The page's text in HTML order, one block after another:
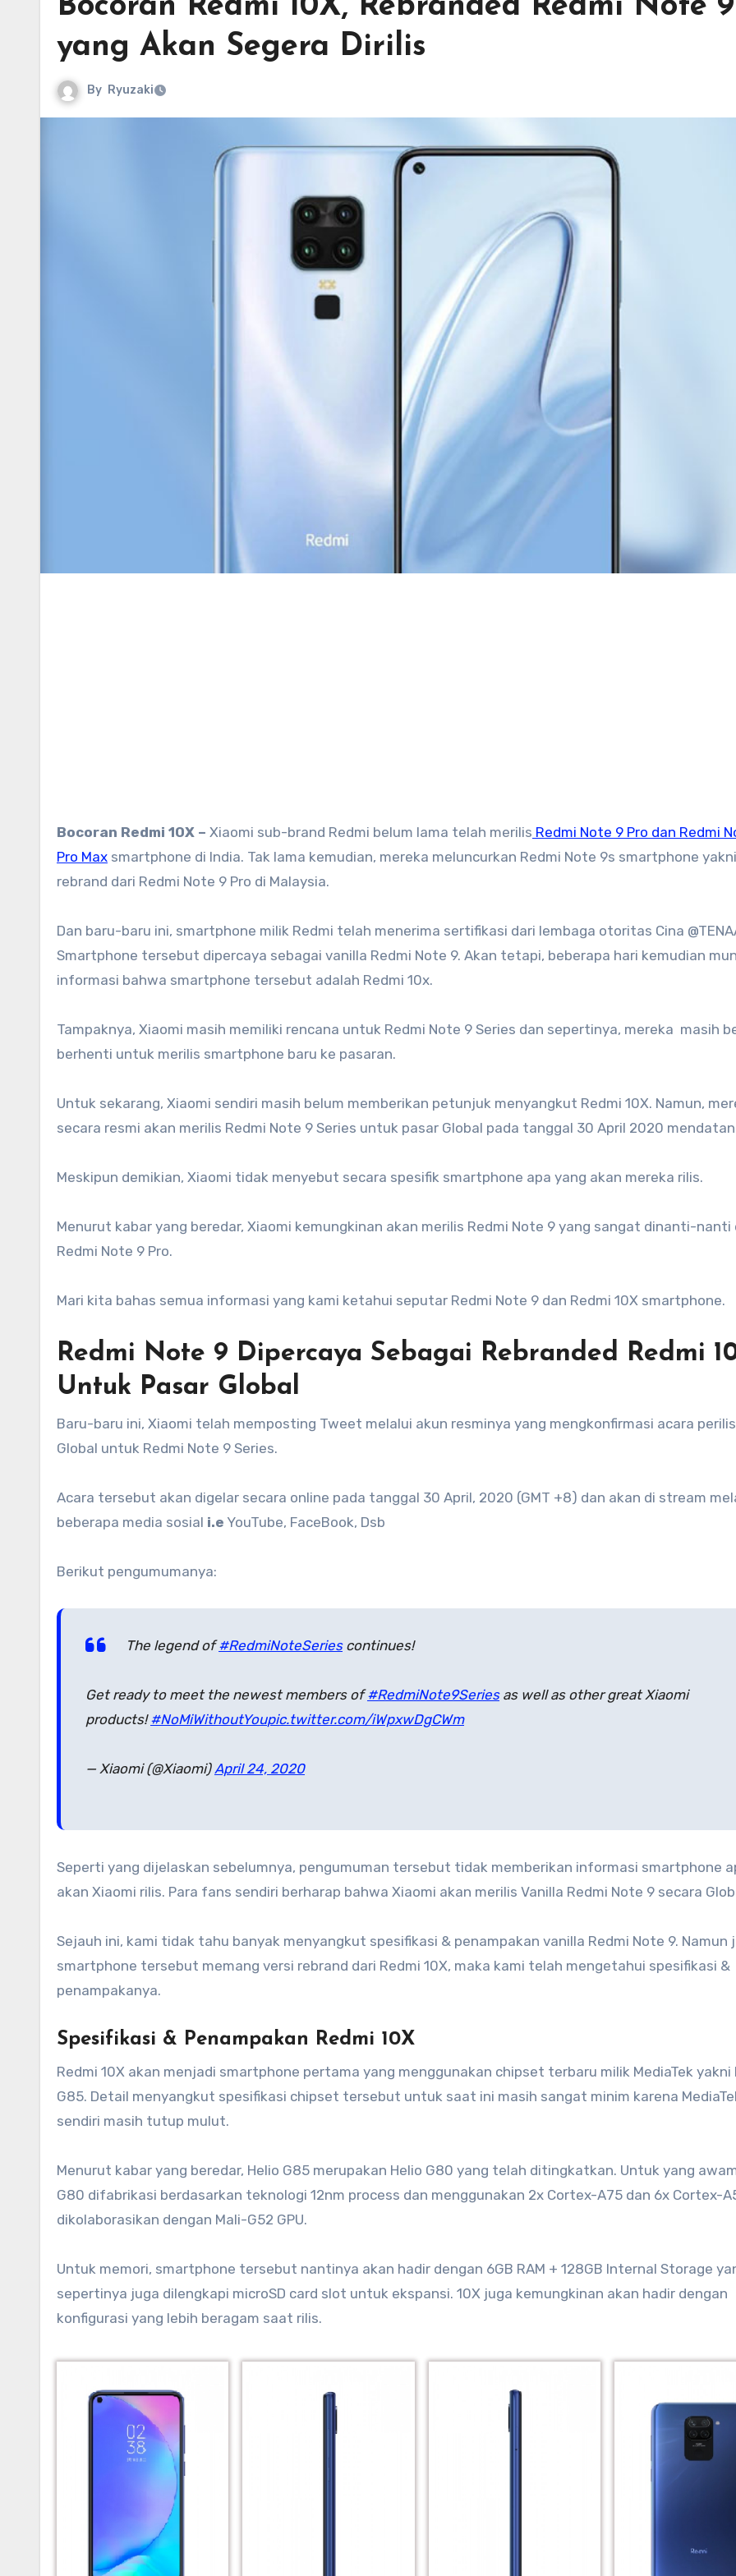
Bocoran Redmi 10X, Rebranded Redmi Note 9
yang Akan Segera Dirilis
By Ryuzaki
Bocoran Redmi 10X – Xiaomi sub-brand Redmi belum lama telah merilis Redmi Note 9 Pro dan Redmi
Pro Max smartphone di India. Tak lama kemudian, mereka meluncurkan Redmi Note 9s smartphone
rebrand dari Redmi Note 9 Pro di Malaysia.
Dan baru-baru ini, smartphone milik Redmi telah menerima sertifikasi dari lembaga otoritas Cina
Smartphone tersebut dipercaya sebagai vanilla Redmi Note 9. Akan tetapi, beberapa hari kemudian
informasi bahwa smartphone tersebut adalah Redmi 10x.
Tampaknya, Xiaomi masih memiliki rencana untuk Redmi Note 9 Series dan sepertinya, mereka masih
berhenti untuk merilis smartphone baru ke pasaran.
Untuk sekarang, Xiaomi sendiri masih belum memberikan petunjuk menyangkut Redmi 10X. Namun,
secara resmi akan merilis Redmi Note 9 Series untuk pasar Global pada tanggal 30 April 2020
Meskipun demikian, Xiaomi tidak menyebut secara spesifik smartphone apa yang akan mereka rilis.
Menurut kabar yang beredar, Xiaomi kemungkinan akan merilis Redmi Note 9 yang sangat dinanti-nanti
Redmi Note 9 Pro.
Mari kita bahas semua informasi yang kami ketahui seputar Redmi Note 9 dan Redmi 10X smartphone.
Redmi Note 9 Dipercaya Sebagai Rebranded Redmi
Untuk Pasar Global
Baru-baru ini, Xiaomi telah memposting Tweet melalui akun resminya yang mengkonfirmasi acara
Global untuk Redmi Note 9 Series.
Acara tersebut akan digelar secara online pada tanggal 30 April, 2020 (GMT +8) dan akan di stream
beberapa media sosial i.e YouTube, FaceBook, Dsb
Berikut pengumumanya:
The legend of#RedmiNoteSeriescontinues!
Get ready to meet the newest members of#RedmiNote9Seriesas well as other great Xiaomi
products!#NoMiWithoutYoupic.twitter.com/iWpxwDgCWm
— Xiaomi (@Xiaomi) April 24, 2020
Seperti yang dijelaskan sebelumnya, pengumuman tersebut tidak memberikan informasi smartphone
akan Xiaomi rilis. Para fans sendiri berharap bahwa Xiaomi akan merilis Vanilla Redmi Note 9 secara
Sejauh ini, kami tidak tahu banyak menyangkut spesifikasi & penampakan vanilla Redmi Note 9. Namun
smartphone tersebut memang versi rebrand dari Redmi 10X, maka kami telah mengetahui spesifikasi &
penampakanya.
Spesifikasi & Penampakan Redmi 10X
Redmi 10X akan menjadi smartphone pertama yang menggunakan chipset terbaru milik MediaTek yakni
G85. Detail menyangkut spesifikasi chipset tersebut untuk saat ini masih sangat minim karena
sendiri masih tutup mulut.
Menurut kabar yang beredar, Helio G85 merupakan Helio G80 yang telah ditingkatkan. Untuk yang
G80 difabrikasi berdasarkan teknologi 12nm process dan menggunakan 2x Cortex-A75 dan 6x Cortex-
dikolaborasikan dengan Mali-G52 GPU.
Untuk memori, smartphone tersebut nantinya akan hadir dengan 6GB RAM + 128GB Internal Storage
sepertinya juga dilengkapi microSD card slot untuk ekspansi. 10X juga kemungkinan akan hadir dengan
konfigurasi yang lebih beragam saat rilis.